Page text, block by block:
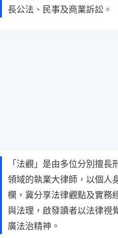
長公法、民事及商業訴訟。
「法觀」是由多位分別擅
領域的執業大律師，以個人
欄，冀分享法律觀點及實務
與法理，啟發讀者以法律視
廣法治精神。